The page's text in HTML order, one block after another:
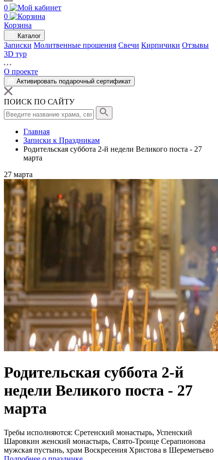
0
0
Корзина
Каталог
Записки Молитвенные прошения Свечи Кирпичики Отзывы
3D тур
О проекте
Активировать подарочный сертификат
ПОИСК ПО САЙТУ
Главная
Записки к Праздникам
Родительская суббота 2-й недели Великого поста - 27
марта
27 марта
Родительская суббота 2-й
недели Великого поста - 27
марта
Требы исполняются: Сретенский монастырь, Успенский
Шаровкин женский монастырь, Свято-Троице Серапионова
мужская пустынь, храм Воскресения Христова в Шереметьево